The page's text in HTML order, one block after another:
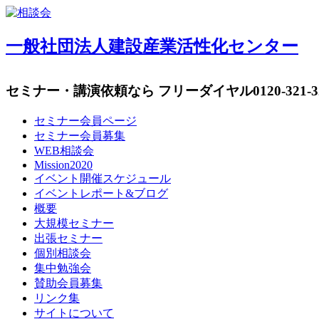
一般社団法人建設産業活性化センター
セミナー・講演依頼なら フリーダイヤル0120-321-
セミナー会員ページ
セミナー会員募集
WEB相談会
Mission2020
イベント開催スケジュール
イベントレポート&ブログ
概要
大規模セミナー
出張セミナー
個別相談会
集中勉強会
賛助会員募集
リンク集
サイトについて